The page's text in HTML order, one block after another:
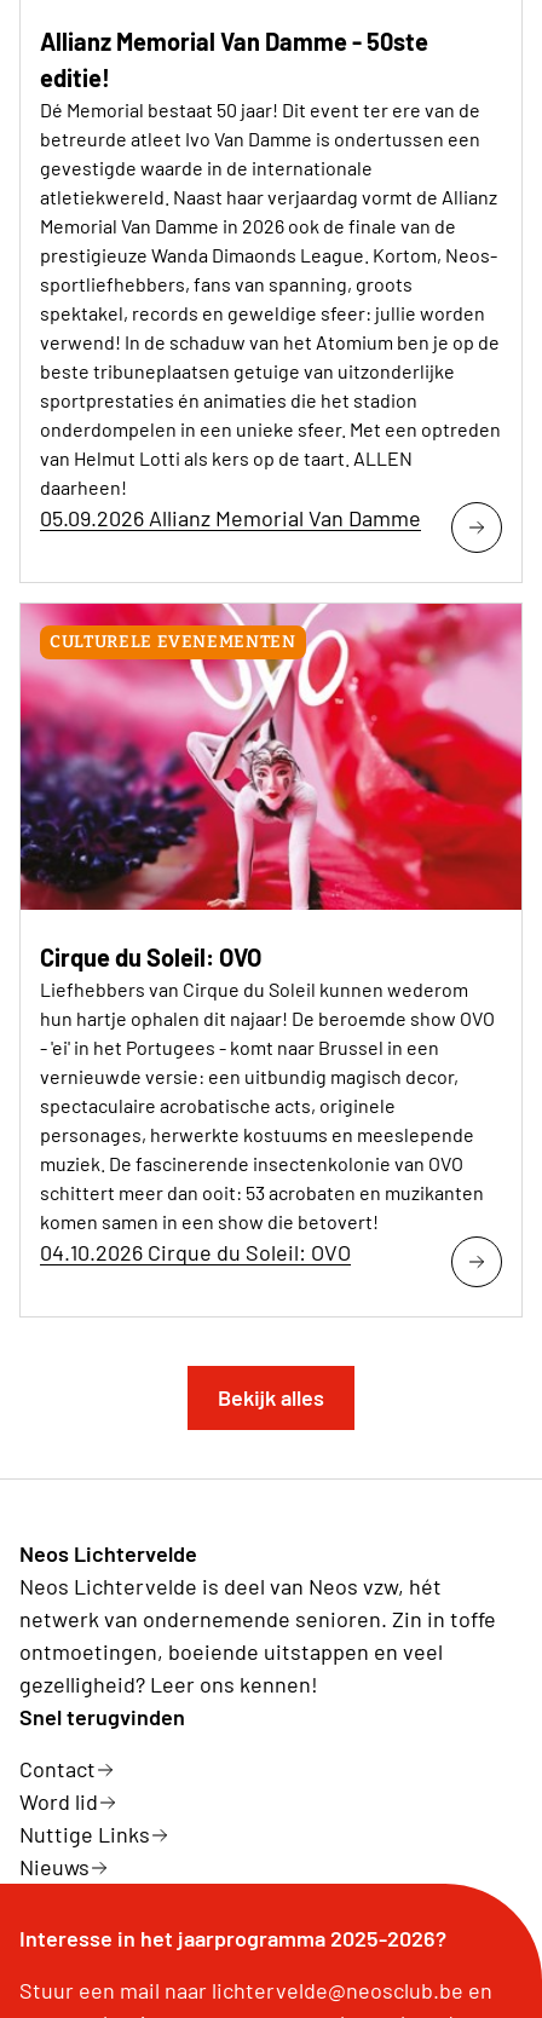
Allianz Memorial Van Damme - 50ste
editie!
Dé Memorial bestaat 50 jaar! Dit event ter ere van de
betreurde atleet Ivo Van Damme is ondertussen een
gevestigde waarde in de internationale
atletiekwereld. Naast haar verjaardag vormt de Allianz
Memorial Van Damme in 2026 ook de finale van de
prestigieuze Wanda Dimaonds League. Kortom, Neos-
sportliefhebbers, fans van spanning, groots
spektakel, records en geweldige sfeer: jullie worden
verwend! In de schaduw van het Atomium ben je op de
beste tribuneplaatsen getuige van uitzonderlijke
sportprestaties én animaties die het stadion
onderdompelen in een unieke sfeer. Met een optreden
van Helmut Lotti als kers op de taart. ALLEN
daarheen!
05.09.2026 Allianz Memorial Van Damme
CULTURELE EVENEMENTEN
Cirque du Soleil: OVO
Liefhebbers van Cirque du Soleil kunnen wederom
hun hartje ophalen dit najaar! De beroemde show OVO
- 'ei' in het Portugees - komt naar Brussel in een
vernieuwde versie: een uitbundig magisch decor,
spectaculaire acrobatische acts, originele
personages, herwerkte kostuums en meeslepende
muziek. De fascinerende insectenkolonie van OVO
schittert meer dan ooit: 53 acrobaten en muzikanten
komen samen in een show die betovert!
04.10.2026 Cirque du Soleil: OVO
Bekijk alles
Neos Lichtervelde
Neos Lichtervelde is deel van Neos vzw, hét
netwerk van ondernemende senioren. Zin in toffe
ontmoetingen, boeiende uitstappen en veel
gezelligheid? Leer ons kennen!
Snel terugvinden
Contact
Word lid
Nuttige Links
Nieuws
Interesse in het jaarprogramma 2025-2026?
Stuur een mail naar lichtervelde@neosclub.be en